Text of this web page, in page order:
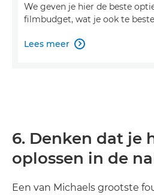
We geven je hier de beste
filmbudget, wat je ook te
Lees meer 
6. Denken dat je
oplossen in de
Een van Michaels grootste